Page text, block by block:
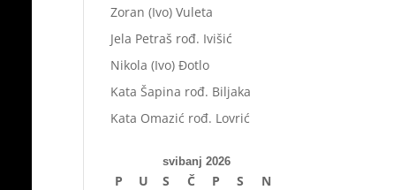
Zoran (Ivo) Vuleta
Jela Petraš rođ. Ivišić
Nikola (Ivo) Đotlo
Kata Šapina rođ. Biljaka
Kata Omazić rođ. Lovrić
svibanj 2026
P U S Č P S
N